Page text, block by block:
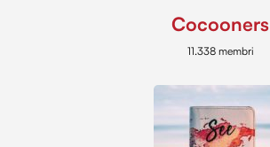
Cocooners
11.338 membri